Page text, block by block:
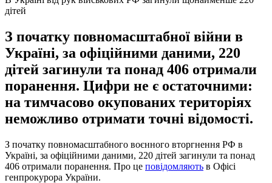
дітей
З початку повномасштабної війни в
Україні, за офіційними даними, 220
дітей загинули та понад 406 отримали
поранення. Цифри не є остаточними:
на тимчасово окупованих територіях
неможливо отримати точні відомості.
З початку повномасштабного воєнного вторгнення РФ в
Україні, за офіційними даними, 220 дітей загинули та понад
406 отримали поранення. Про це повідомляють в Офісі
генпрокурора України.